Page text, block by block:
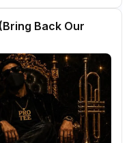
Back Our